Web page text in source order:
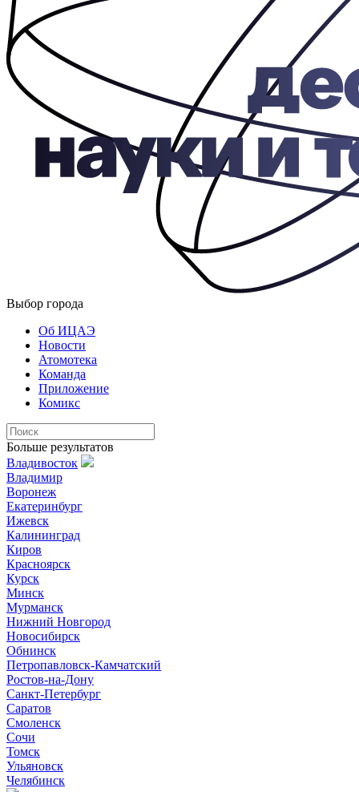
Выбор города
Об ИЦАЭ
Новости
Атомотека
Команда
Приложение
Комикс
Больше результатов
Владивосток
Владимир
Воронеж
Екатеринбург
Ижевск
Калининград
Киров
Красноярск
Курск
Минск
Мурманск
Нижний Новгород
Новосибирск
Обнинск
Петропавловск-Камчатский
Ростов-на-Дону
Санкт-Петербург
Саратов
Смоленск
Сочи
Томск
Ульяновск
Челябинск